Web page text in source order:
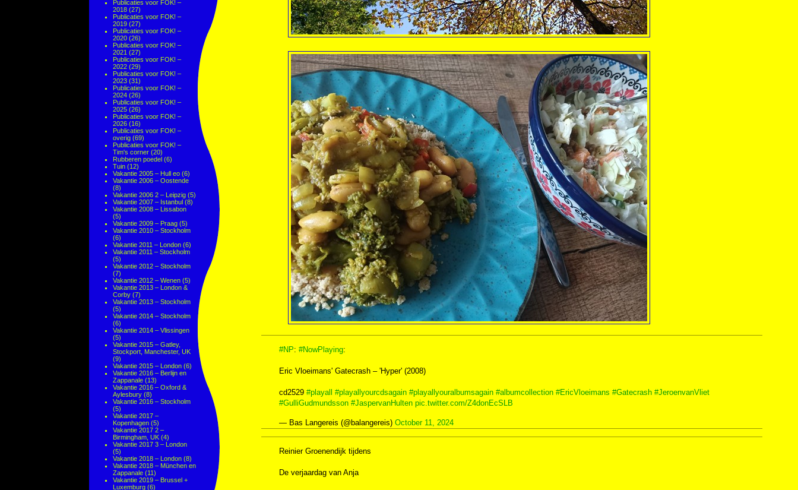
Publicaties voor FOK! –
2018 (27)
Publicaties voor FOK! –
2019 (27)
Publicaties voor FOK! –
2020 (26)
Publicaties voor FOK! –
2021 (27)
Publicaties voor FOK! –
2022 (29)
Publicaties voor FOK! –
2023 (31)
Publicaties voor FOK! –
2024 (26)
Publicaties voor FOK! –
2025 (26)
Publicaties voor FOK! –
2026 (16)
Publicaties voor FOK! –
overig (69)
Publicaties voor FOK! –
Tim's corner (20)
Rubberen poedel (6)
Tuin (12)
Vakantie 2005 – Hull eo (6)
Vakantie 2006 – Oostende
(8)
Vakantie 2006 2 – Leipzig (5)
Vakantie 2007 – Istanbul (8)
Vakantie 2008 – Lissabon
(5)
Vakantie 2009 – Praag (5)
Vakantie 2010 – Stockholm
(6)
Vakantie 2011 – London (6)
Vakantie 2011 – Stockholm
(5)
Vakantie 2012 – Stockholm
(7)
Vakantie 2012 – Wenen (5)
Vakantie 2013 – London &
Corby (7)
Vakantie 2013 – Stockholm
(5)
Vakantie 2014 – Stockholm
(6)
Vakantie 2014 – Vlissingen
(5)
Vakantie 2015 – Gatley,
Stockport, Manchester, UK
(9)
Vakantie 2015 – London (6)
Vakantie 2016 – Berlijn en
Zappanale (13)
Vakantie 2016 – Oxford &
Aylesbury (8)
Vakantie 2016 – Stockholm
(5)
Vakantie 2017 –
Kopenhagen (5)
Vakantie 2017 2 –
Birmingham, UK (4)
Vakantie 2017 3 – London
(5)
Vakantie 2018 – London (8)
Vakantie 2018 – München en
Zappanale (11)
Vakantie 2019 – Brussel +
Luxemburg (6)
#NP: #NowPlaying:
Eric Vloeimans' Gatecrash – 'Hyper' (2008)
cd2529 #playall #playallyourcdsagain #playallyouralbumsagain #albumcollection #EricVloeimans #Gatecrash #JeroenvanVliet
#GulliGudmundsson #JaspervanHulten pic.twitter.com/Z4donEcSLB
— Bas Langereis (@balangereis) October 11, 2024
Reinier Groenendijk tijdens
De verjaardag van Anja